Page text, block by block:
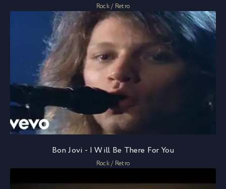
Rock / Retro
Bon Jovi - I Will Be There For You
Rock / Retro